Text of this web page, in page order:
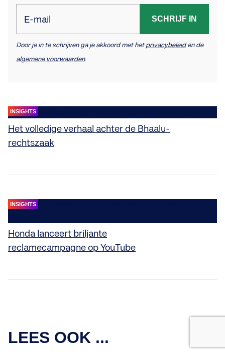
E-mail SCHRIJF IN
Door je in te schrijven ga je akkoord met hetprivacybeleiden de
algemene voorwaarden.
INSIGHTS
Het volledige verhaal achter de Bhaalu-
rechtszaak
INSIGHTS
Honda lanceert briljante
reclamecampagne op YouTube
LEES OOK ...
Het volledige verhaal achter de Bhaalu-